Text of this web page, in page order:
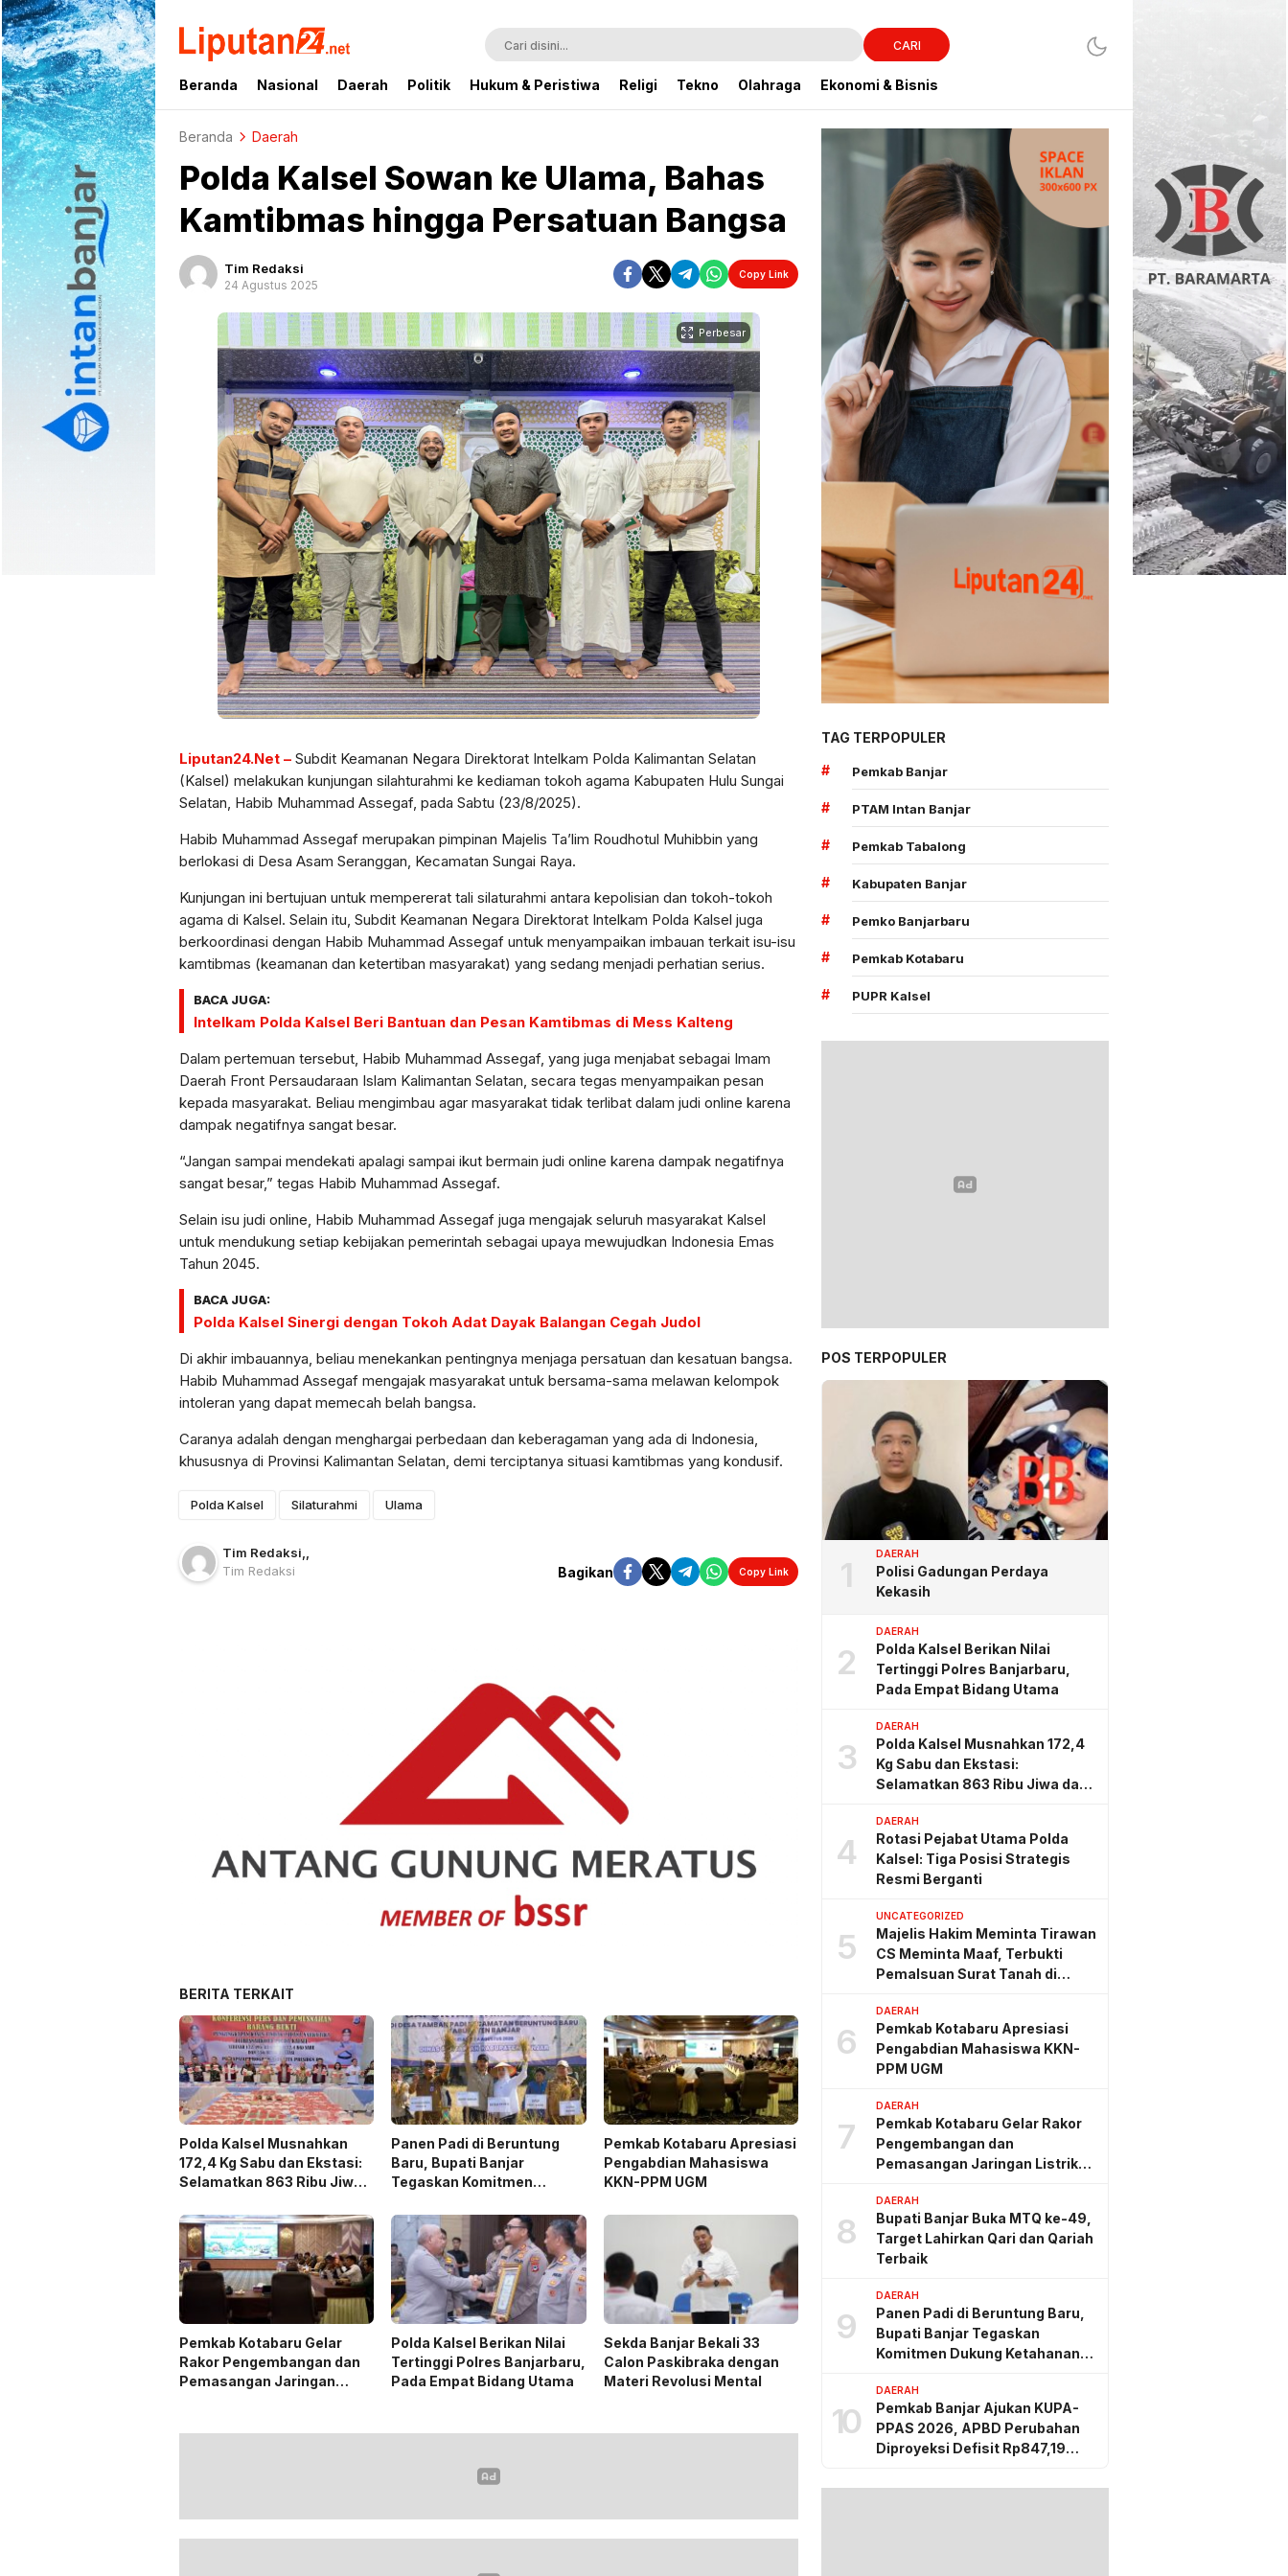
liputan24.net
CARI
Beranda Nasional Daerah Politik Hukum & Peristiwa Religi Tekno Olahraga Ekonomi & Bisnis
Beranda Daerah
Polda Kalsel Sowan ke Ulama, Bahas
Kamtibmas hingga Persatuan Bangsa
Tim Redaksi
24 Agustus 2025
Copy Link
Perbesar
Liputan24.Net – Subdit Keamanan Negara Direktorat Intelkam Polda Kalimantan Selatan
(Kalsel) melakukan kunjungan silahturahmi ke kediaman tokoh agama Kabupaten Hulu Sungai
Selatan, Habib Muhammad Assegaf, pada Sabtu (23/8/2025).
Habib Muhammad Assegaf merupakan pimpinan Majelis Ta’lim Roudhotul Muhibbin yang
berlokasi di Desa Asam Seranggan, Kecamatan Sungai Raya.
​Kunjungan ini bertujuan untuk mempererat tali silaturahmi antara kepolisian dan tokoh-tokoh
agama di Kalsel. Selain itu, Subdit Keamanan Negara Direktorat Intelkam Polda Kalsel juga
berkoordinasi dengan Habib Muhammad Assegaf untuk menyampaikan imbauan terkait isu-isu
kamtibmas (keamanan dan ketertiban masyarakat) yang sedang menjadi perhatian serius.
BACA JUGA:
Intelkam Polda Kalsel Beri Bantuan dan Pesan Kamtibmas di Mess Kalteng
​Dalam pertemuan tersebut, Habib Muhammad Assegaf, yang juga menjabat sebagai Imam
Daerah Front Persaudaraan Islam Kalimantan Selatan, secara tegas menyampaikan pesan
kepada masyarakat. Beliau mengimbau agar masyarakat tidak terlibat dalam judi online karena
dampak negatifnya sangat besar.
“Jangan sampai mendekati apalagi sampai ikut bermain judi online karena dampak negatifnya
sangat besar,” tegas Habib Muhammad Assegaf.
​Selain isu judi online, Habib Muhammad Assegaf juga mengajak seluruh masyarakat Kalsel
untuk mendukung setiap kebijakan pemerintah sebagai upaya mewujudkan Indonesia Emas
Tahun 2045.
BACA JUGA:
Polda Kalsel Sinergi dengan Tokoh Adat Dayak Balangan Cegah Judol
​Di akhir imbauannya, beliau menekankan pentingnya menjaga persatuan dan kesatuan bangsa.
Habib Muhammad Assegaf mengajak masyarakat untuk bersama-sama melawan kelompok
intoleran yang dapat memecah belah bangsa.
Caranya adalah dengan menghargai perbedaan dan keberagaman yang ada di Indonesia,
khususnya di Provinsi Kalimantan Selatan, demi terciptanya situasi kamtibmas yang kondusif.
Polda Kalsel Silaturahmi Ulama
Tim Redaksi,,
Tim Redaksi
Bagikan Copy Link
BERITA TERKAIT
Polda Kalsel Musnahkan
172,4 Kg Sabu dan Ekstasi:
Selamatkan 863 Ribu Jiwa
4,3 Triliun
Panen Padi di Beruntung
Baru, Bupati Banjar
Tegaskan Komitmen
Pemkab Kotabaru Apresiasi
Pengabdian Mahasiswa
KKN-PPM UGM
Pemkab Kotabaru Gelar
Rakor Pengembangan dan
Pemasangan Jaringan
Polda Kalsel Berikan Nilai
Tertinggi Polres Banjarbaru,
Pada Empat Bidang Utama
Sekda Banjar Bekali 33
Calon Paskibraka dengan
Materi Revolusi Mental
TAG TERPOPULER
#
Pemkab Banjar
# PTAM Intan Banjar
# Pemkab Tabalong
# Kabupaten Banjar
# Pemko Banjarbaru
# Pemkab Kotabaru
# PUPR Kalsel
POS TERPOPULER
1
DAERAH
Polisi Gadungan Perdaya
Kekasih
2
DAERAH
Polda Kalsel Berikan Nilai
Tertinggi Polres Banjarbaru,
Pada Empat Bidang Utama
3
DAERAH
Polda Kalsel Musnahkan 172,4
Kg Sabu dan Ekstasi:
Selamatkan 863 Ribu Jiwa dan
Triliun
4
DAERAH
Rotasi Pejabat Utama Polda
Kalsel: Tiga Posisi Strategis
Resmi Berganti
5
UNCATEGORIZED
Majelis Hakim Meminta Tirawan
CS Meminta Maaf, Terbukti
Pemalsuan Surat Tanah di
6
DAERAH
Pemkab Kotabaru Apresiasi
Pengabdian Mahasiswa KKN-
PPM UGM
7
DAERAH
Pemkab Kotabaru Gelar Rakor
Pengembangan dan
Pemasangan Jaringan Listrik
8
DAERAH
Bupati Banjar Buka MTQ ke-49,
Target Lahirkan Qari dan Qariah
Terbaik
9
DAERAH
Panen Padi di Beruntung Baru,
Bupati Banjar Tegaskan
Komitmen Dukung Ketahanan
10
DAERAH
Pemkab Banjar Ajukan KUPA-
PPAS 2026, APBD Perubahan
Diproyeksi Defisit Rp847,19